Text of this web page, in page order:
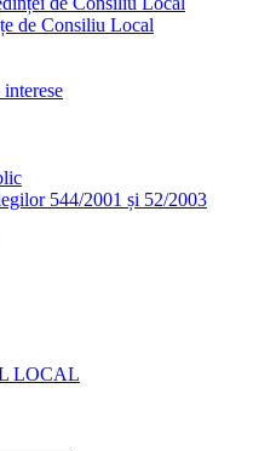
de Consiliu Local
544/2001 și 52/2003
LOCAL